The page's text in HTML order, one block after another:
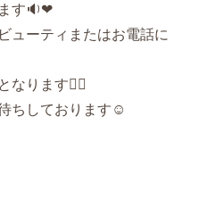
す🔉❤︎
ューティまたはお電話に
なります🙇‍♂‍
ちしております☺️